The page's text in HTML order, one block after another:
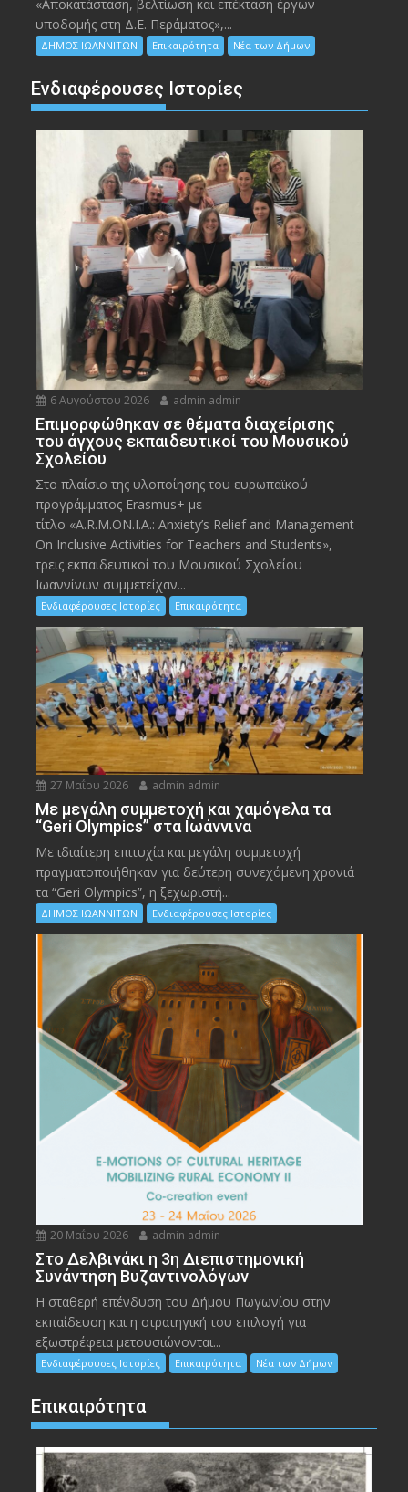
«Αποκατάσταση, βελτίωση και επέκταση έργων
υποδομής στη Δ.Ε. Περάματος»,...
ΔΗΜΟΣ ΙΩΑΝΝΙΤΩΝ Επικαιρότητα Νέα των Δήμων
Ενδιαφέρουσες Ιστορίες
6 Αυγούστου 2026 admin admin
Eπιμορφώθηκαν σε θέματα διαχείρισης
του άγχους εκπαιδευτικοί του Μουσικού
Σχολείου
Στο πλαίσιο της υλοποίησης του ευρωπαϊκού
προγράμματος Erasmus+ με
τίτλο «A.R.M.ON.I.A.: Anxiety’s Relief and Management
On Inclusive Activities for Teachers and Students»,
τρεις εκπαιδευτικοί του Μουσικού Σχολείου
Ιωαννίνων συμμετείχαν...
Ενδιαφέρουσες Ιστορίες Επικαιρότητα
27 Μαΐου 2026 admin admin
Με μεγάλη συμμετοχή και χαμόγελα τα
“Geri Olympics” στα Ιωάννινα
Με ιδιαίτερη επιτυχία και μεγάλη συμμετοχή
πραγματοποιήθηκαν για δεύτερη συνεχόμενη χρονιά
τα “Geri Olympics”, η ξεχωριστή...
ΔΗΜΟΣ ΙΩΑΝΝΙΤΩΝ Ενδιαφέρουσες Ιστορίες
20 Μαΐου 2026 admin admin
Στο Δελβινάκι η 3η Διεπιστημονική
Συνάντηση Βυζαντινολόγων
Η σταθερή επένδυση του Δήμου Πωγωνίου στην
εκπαίδευση και η στρατηγική του επιλογή για
εξωστρέφεια μετουσιώνονται...
Ενδιαφέρουσες Ιστορίες Επικαιρότητα Νέα των Δήμων
Επικαιρότητα